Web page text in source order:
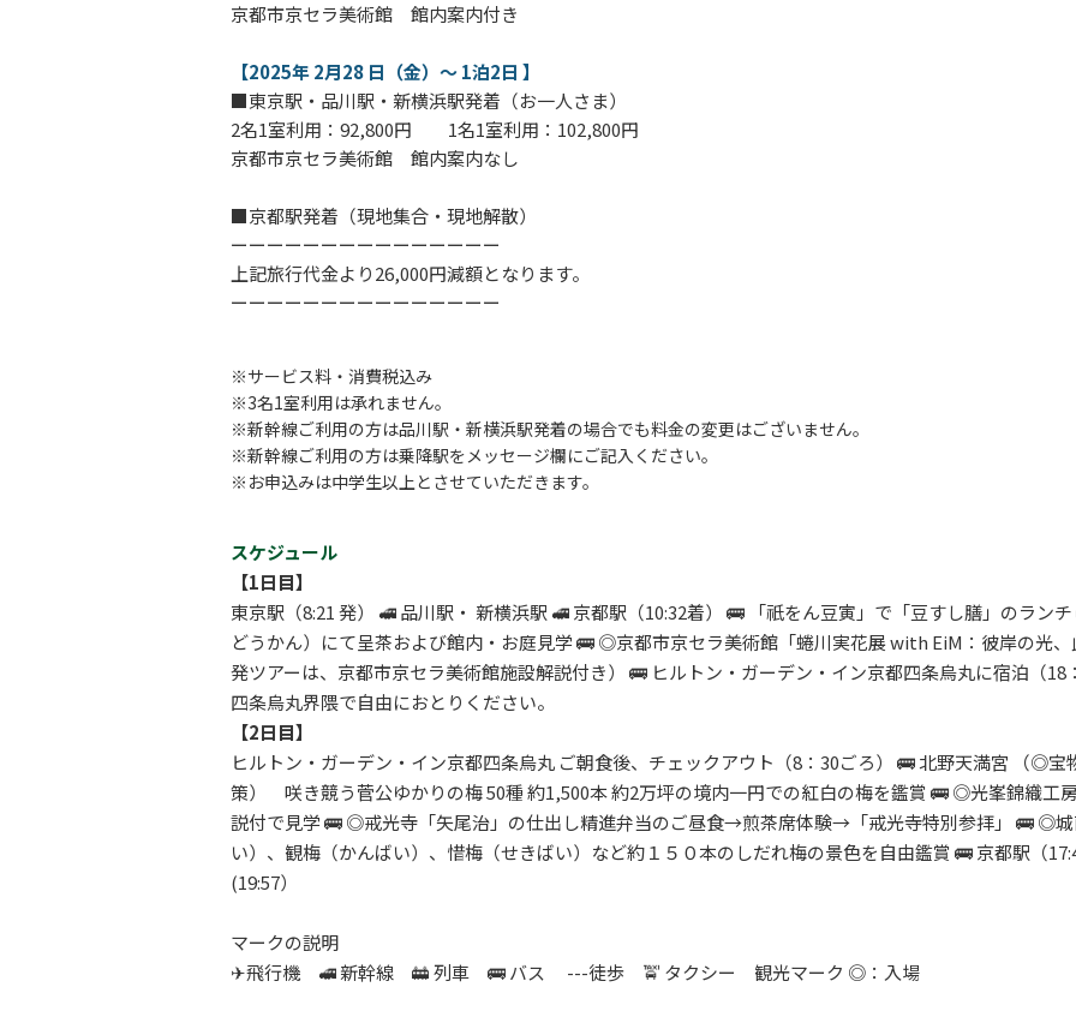
京都市京セラ美術館 館内案内付き
【2025年 2月28 日（金）～ 1泊2日 】
■東京駅・品川駅・新横浜駅発着（お一人さま）
2名1室利用：92,800円 1名1室利用：102,800円
京都市京セラ美術館 館内案内なし
■京都駅発着（現地集合・現地解散）
ーーーーーーーーーーーーーーー
上記旅行代金より26,000円減額となります。
ーーーーーーーーーーーーーーー
※サービス料・消費税込み
※3名1室利用は承れません。
※新幹線ご利用の方は品川駅・新横浜駅発着の場合でも料金の変更はございません。
※新幹線ご利用の方は乗降駅をメッセージ欄にご記入ください。
※お申込みは中学生以上とさせていただきます。
スケジュール
【1日目】
東京駅（8:21 発） 🚅 品川駅・ 新横浜駅 🚅 京都駅（10:32着） 🚌 「祇をん豆寅」で「豆すし膳」のラン
どうかん）にて呈茶および館内・お庭見学 🚌 ◎京都市京セラ美術館「蜷川実花展 with EiM：彼岸の光
発ツアーは、京都市京セラ美術館施設解説付き） 🚌 ヒルトン・ガーデン・イン京都四条烏丸に宿泊（18
四条烏丸界隈で自由におとりください。
【2日目】
ヒルトン・ガーデン・イン京都四条烏丸 ご朝食後、チェックアウト（8：30ごろ） 🚌 北野天満宮 （◎
策） 咲き競う菅公ゆかりの梅 50種 約1,500本 約2万坪の境内一円での紅白の梅を鑑賞 🚌 ◎光峯錦織
説付で見学 🚌 ◎戒光寺「矢尾治」の仕出し精進弁当のご昼食→煎茶席体験→「戒光寺特別参拝」 🚌 ◎城
い）、観梅（かんばい）、惜梅（せきばい）など約１５０本のしだれ梅の景色を自由鑑賞 🚌 京都駅（
(19:57）
マークの説明
✈飛行機 🚅 新幹線 🚋 列車 🚌 バス ---徒歩 🚖 タクシー 観光マーク ◎：入場